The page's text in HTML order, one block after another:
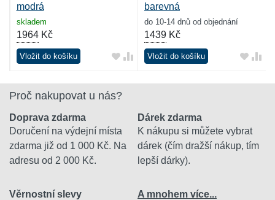
modrá
skladem
1964Kč
Vložit do košíku
barevná
do 10-14 dnů od objednání
1439 Kč
Vložit do košíku
Proč nakupovat u nás?
Doprava zdarma
Doručení na výdejní místa
zdarma již od 1 000 Kč. Na
adresu od 2 000 Kč.
Dárek zdarma
K nákupu si můžete vybrat
dárek (čím dražší nákup, tím
lepší dárky).
Věrnostní slevy
A mnohem více...